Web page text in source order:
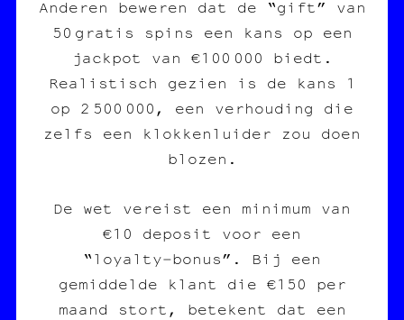
Anderen beweren dat de “gift” van
50 gratis spins een kans op een
jackpot van €100 000 biedt.
Realistisch gezien is de kans 1
op 2 500 000, een verhouding die
zelfs een klokkenluider zou doen
blozen.
De wet vereist een minimum van
€10 deposit voor een
“loyalty‑bonus”. Bij een
gemiddelde klant die €150 per
maand stort, betekent dat een